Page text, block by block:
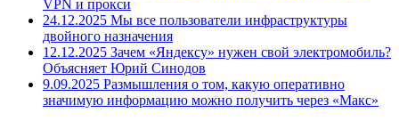
VPN и прокси
24.12.2025 Мы все пользователи инфраструктуры
двойного назначения
12.12.2025 Зачем «Яндексу» нужен свой электромобиль?
Объясняет Юрий Синодов
9.09.2025 Размышления о том, какую оперативно
значимую информацию можно получить через «Макс»